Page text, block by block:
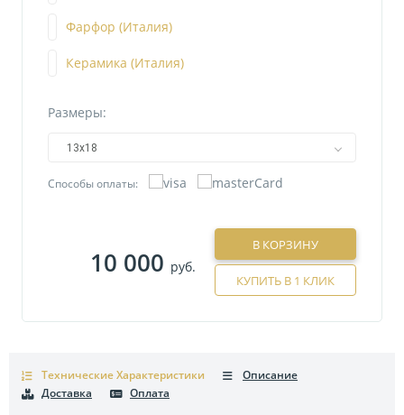
Фарфор (Италия)
Керамика (Италия)
Размеры:
13х18
Способы оплаты:
10 000 руб.
В КОРЗИНУ
КУПИТЬ В 1 КЛИК
Технические Характеристики
Описание
Доставка
Оплата